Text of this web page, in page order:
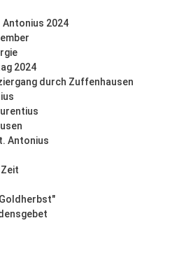
2024
2024
durch Zuffenhausen
Antonius